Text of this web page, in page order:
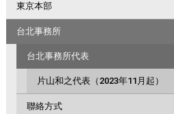
東京本部
台北事務所
台北事務所代表
片山和之代表（2023年11月起）
聯絡方式